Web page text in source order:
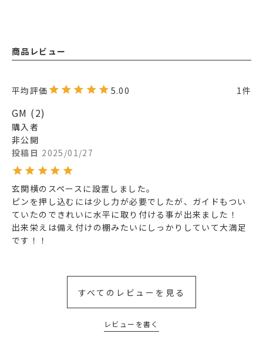
商品レビュー
5.00 1
GM 2
購入者
非公開
投稿日 2025/01/27
玄関横のスペースに設置しました。
ピンを押し込むには少し力が必要でしたが、ガイドもつい
ていたのできれいに水平に取り付ける事が出来ました！
出来栄えは備え付けの棚みたいにしっかりしていて大満足
です！！
すべてのレビューを見る
レビューを書く